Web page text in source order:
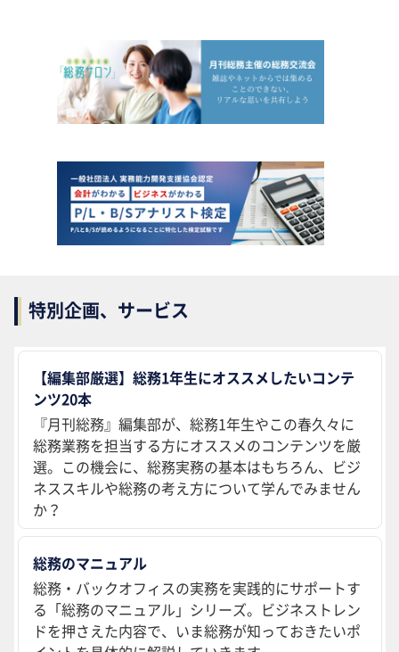
特別企画、サービス
【編集部厳選】総務1年生にオススメしたいコンテ
ンツ20本
『月刊総務』編集部が、総務1年生やこの春久々に
総務業務を担当する方にオススメのコンテンツを厳
選。この機会に、総務実務の基本はもちろん、ビジ
ネススキルや総務の考え方について学んでみません
か？
総務のマニュアル
総務・バックオフィスの実務を実践的にサポートす
る「総務のマニュアル」シリーズ。ビジネストレン
ドを押さえた内容で、いま総務が知っておきたいポ